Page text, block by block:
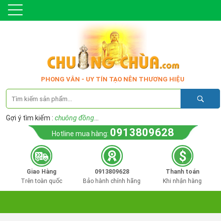
PHONG VÂN - UY TÍN TẠO NÊN THƯƠNG HIỆU
Gợi ý tìm kiếm : chuông đồng
Hotline mua hàng: 0913809628
Giao Hàng
Trên toàn quốc
0913809628
Bảo hành chính hãng
Thanh toán
Khi nhận hàng